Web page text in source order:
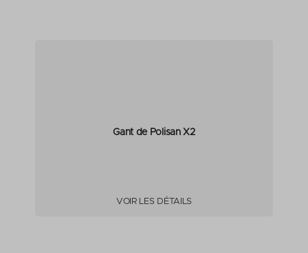
Gant de Polisan X2
VOIR LES DÉTAILS